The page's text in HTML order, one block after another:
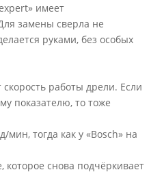
имеет
замены сверла не
руками, без особых
работы дрели. Если
показателю, то тоже
мин, тогда как у «Bosch» на
которое снова подчёркивает